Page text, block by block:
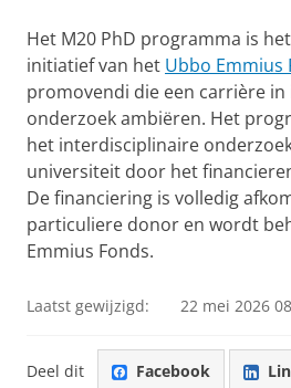
Het M20 PhD programma is
initiatief van het Ubbo Emmius
promovendi die een carrière
onderzoek ambiëren. Het
het interdisciplinaire
universiteit door het
De financiering is volledig
particuliere donor en wordt
Emmius Fonds.
Laatst gewijzigd: 22 mei 2026
Deel dit Facebook